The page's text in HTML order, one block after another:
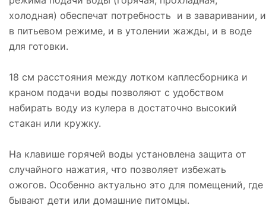
холодная) обеспечат потребность и в заваривании, и
в питьевом режиме, и в утолении жажды, и в воде
для готовки.
18 см расстояния между лотком каплесборника и
краном подачи воды позволяют с удобством
набирать воду из кулера в достаточно высокий
стакан или кружку.
На клавише горячей воды установлена защита от
случайного нажатия, что позволяет избежать
ожогов. Особенно актуально это для помещений, где
бывают дети или домашние питомцы.